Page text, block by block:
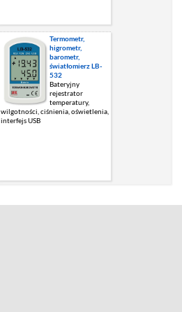
Termometr,
higrometr,
barometr,
światłomierz LB-
532
Bateryjny
rejestrator
temperatury,
wilgotności, ciśnienia, oświetlenia,
interfejs USB